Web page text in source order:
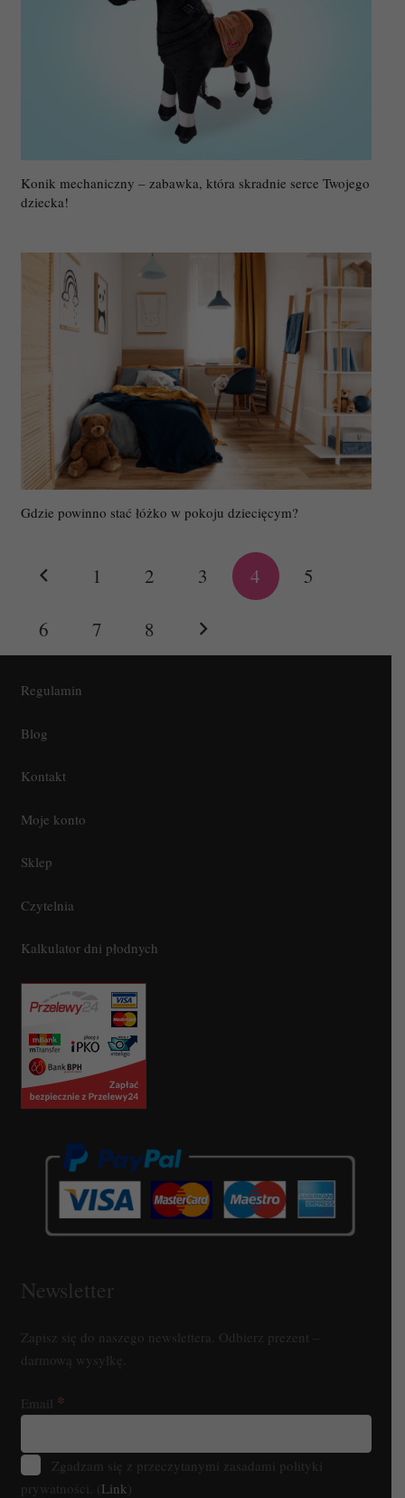
Konik mechaniczny – zabawka, która skradnie serce Twojego
dziecka!
Gdzie powinno stać łóżko w pokoju dziecięcym?
1 2 3 4 5
6 7 8
Regulamin
Blog
Kontakt
Moje konto
Sklep
Czytelnia
Kalkulator dni płodnych
Newsletter
Zapisz się do naszego newslettera. Odbierz prezent –
darmową wysyłkę.
Email *
Zgadzam się z przeczytanymi zasadami polityki
prywatności. ( Link )